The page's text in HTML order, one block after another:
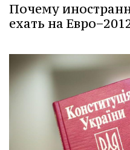
Почему
ехать на